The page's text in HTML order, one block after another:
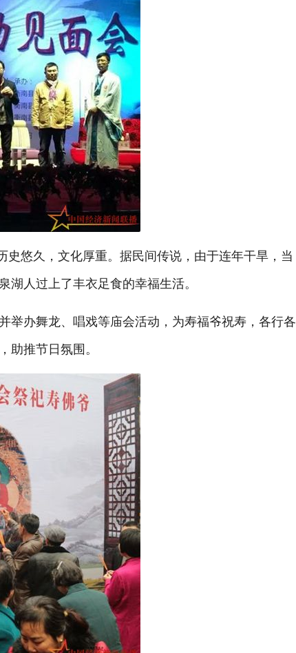
史悠久，文化厚重。据民间传说，由于连年干旱，当
人过上了丰衣足食的幸福生活。
举办舞龙、唱戏等庙会活动，为寿福爷祝寿，各行各
助推节日氛围。